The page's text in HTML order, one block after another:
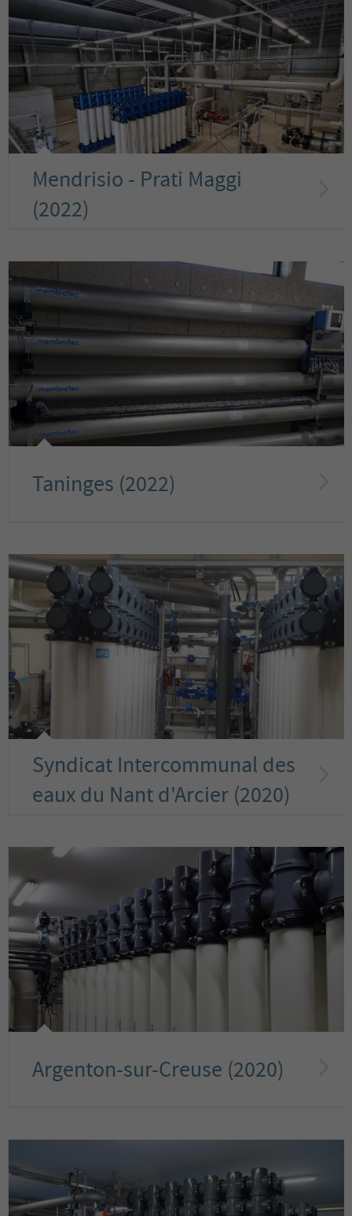
Mendrisio - Prati Maggi
(2022)
Taninges (2022)
Syndicat Intercommunal des
eaux du Nant d'Arcier (2020)
Argenton-sur-Creuse (2020)